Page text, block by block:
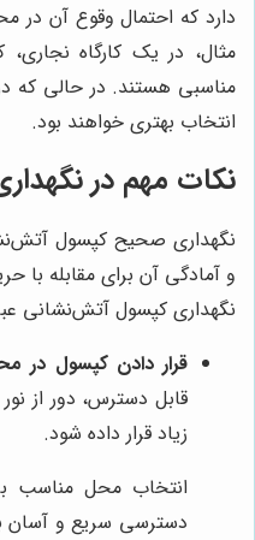
دارد که احتمال وقوع آن در
مثال، در یک کارگاه
انتخاب بهتری خواهند بود.
نکات مهم در
نگهداری صحیح کپسول
و آمادگی آن برای مقابله با
نگهداری کپسول آتش‌نشانی
قرار دادن کپسول در
قابل دسترس، دور از
زیاد قرار داده شود.
انتخاب محل مناسب
دسترسی سریع و آسان